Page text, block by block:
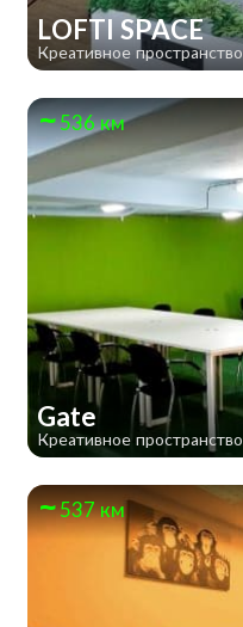
LOFTI SPACE
Креативное пространство
536 км
Gate
Креативное пространство
537 км